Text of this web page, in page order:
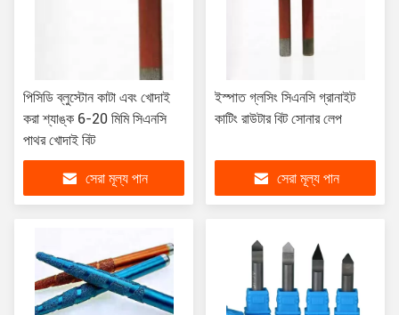
পিসিডি ব্লুস্টোন কাটা এবং খোদাই
করা শ্যাঙ্ক 6-20 মিমি সিএনসি
পাথর খোদাই বিট
সেরা মূল্য পান
ইস্পাত গ্লসিং সিএনসি গ্রানাইট
কাটিং রাউটার বিট সোনার লেপ
সেরা মূল্য পান